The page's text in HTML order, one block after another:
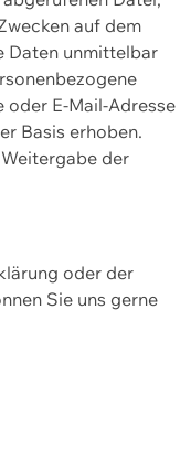
auf dem
Daten unmittelbar
oder E-Mail-Adresse
Basis erhoben.
der
oder der
Sie uns gerne